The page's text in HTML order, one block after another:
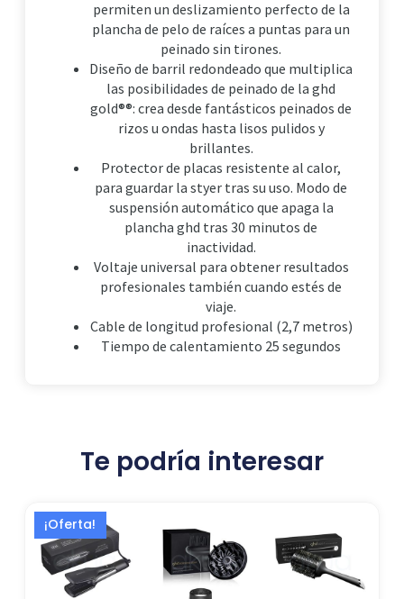
permiten un deslizamiento perfecto de la
plancha de pelo de raíces a puntas para un
peinado sin tirones.
Diseño de barril redondeado que multiplica
las posibilidades de peinado de la ghd
gold®®: crea desde fantásticos peinados de
rizos u ondas hasta lisos pulidos y
brillantes.
Protector de placas resistente al calor,
para guardar la styer tras su uso. Modo de
suspensión automático que apaga la
plancha ghd tras 30 minutos de
inactividad.
Voltaje universal para obtener resultados
profesionales también cuando estés de
viaje.
Cable de longitud profesional (2,7 metros)
Tiempo de calentamiento 25 segundos
Te podría interesar
¡Oferta!
precio
original
era:
precio
actual
es: